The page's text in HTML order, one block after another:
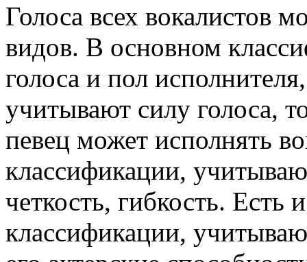
Голоса всех вокалистов
видов. В основном
голоса и пол
учитывают силу голоса,
певец может исполнять
классификации,
четкость, гибкость.
классификации,